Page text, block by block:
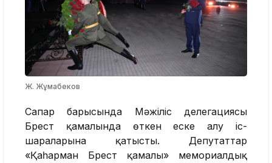
Ж. Жұмабеков
Сапар барысында Мәжіліс делегациясы
Брест қамалында өткен еске алу іс-
шараларына қатысты. Депутаттар
«Қаһарман Брест қамалы» мемориалдық